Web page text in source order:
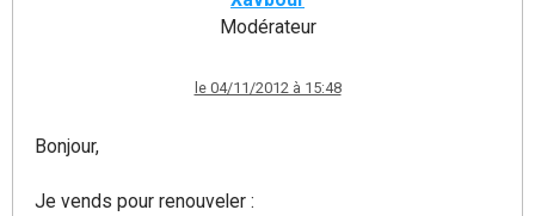
Modérateur
le 04/11/2012 à 15:48
Bonjour,
Je vends pour renouveler :